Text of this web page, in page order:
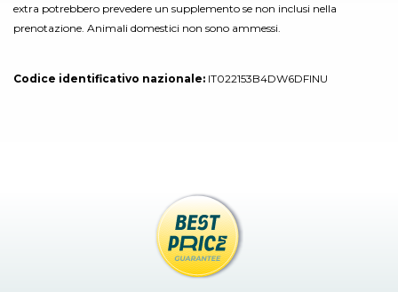
extra potrebbero prevedere un supplemento se non inclusi nella
prenotazione. Animali domestici non sono ammessi.
Codice identificativo nazionale: IT022153B4DW6DFINU